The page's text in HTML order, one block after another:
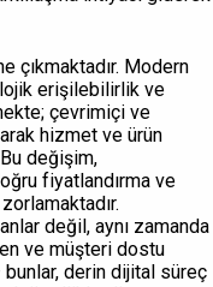
çıkmaktadır. Modern
erişilebilirlik ve
çevrimiçi ve
hizmet ve ürün
değişim,
fiyatlandırma ve
değil, aynı zamanda
ve müşteri dostu
derin dijital süreç